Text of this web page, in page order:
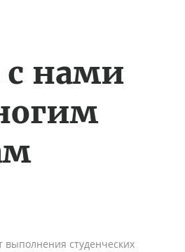
с нами
студенческих